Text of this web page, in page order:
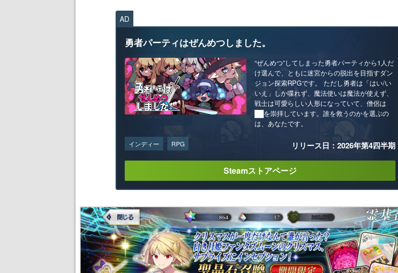
AD
勇者パーティはぜんめつしました。
“ぜんめつ”してしまった勇者パーティから1人だ
け選んで、ともに迷宮からの脱出を目指すダン
ジョン探索RPGです。 ただし勇者は「はい/い
いえ」しか喋れず、魔法使いは魔法が使えず、
戦士は可愛らしい人形になっていて、僧侶は
██を崇拝しています。誰を救うのかを選ぶの
は、あなたです。
インディー RPG リリース日：2026年第4四半期
Steamストアページ